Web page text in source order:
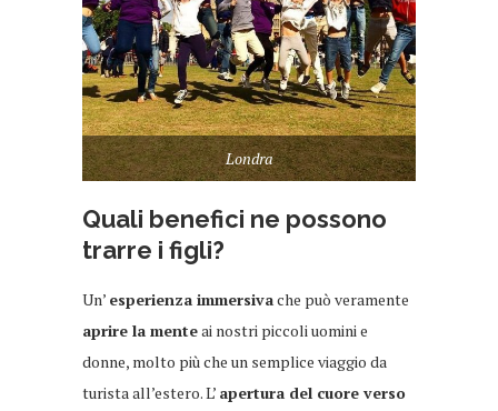
Londra
Quali benefici ne possono
trarre i figli?
Un’ esperienza immersivache può veramente
aprire la menteai nostri piccoli uomini e
donne, molto più che un semplice viaggio da
turista all’estero. L’ apertura del cuore verso